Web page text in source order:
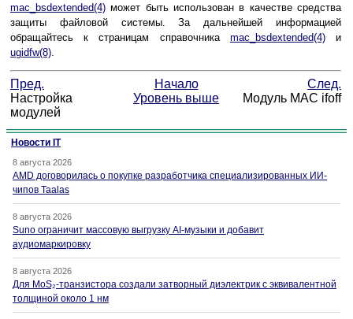
mac_bsdextended(4) может быть использован в качестве средства
защиты файловой системы. За дальнейшей информацией
обращайтесь к страницам справочника mac_bsdextended(4)и
ugidfw(8).
Пред. Начало
След.
Настройка
модулей
Уровень выше Модуль MAC ifoff
Новости IT
8 августа 2026
AMD договорилась о покупке разработчика специализированных ИИ-
чипов Taalas
8 августа 2026
Suno ограничит массовую выгрузку AI-музыки и добавит
аудиомаркировку
8 августа 2026
Для MoS₂-транзистора создали затворный диэлектрик с эквивалентной
толщиной около 1 нм